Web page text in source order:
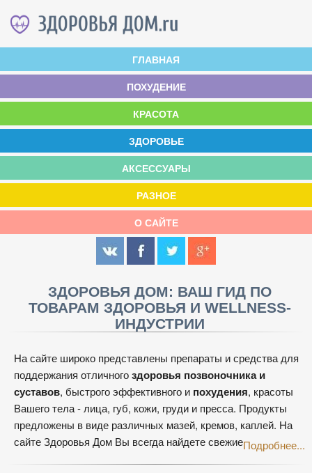
ГЛАВНАЯ
ПОХУДЕНИЕ
КРАСОТА
ЗДОРОВЬЕ
АКСЕССУАРЫ
РАЗНОЕ
О САЙТЕ
ЗДОРОВЬЯ ДОМ: ВАШ ГИД ПО
ТОВАРАМ ЗДОРОВЬЯ И WELLNESS-
ИНДУСТРИИ
На сайте широко представлены препараты и средства для
поддержания отличногоздоровья позвоночника и
суставов, быстрого эффективного и похудения, красоты
Вашего тела - лица, губ, кожи, груди и пресса. Продукты
предложены в виде различных мазей, кремов, каплей. На
сайте Здоровья Дом Вы всегда найдете свежиеПодробнее...